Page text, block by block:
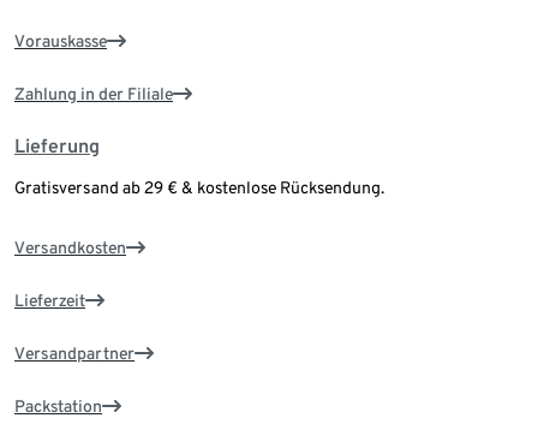
Vorauskasse
Zahlung in der Filiale
Lieferung
Gratisversand ab 29 € & kostenlose Rücksendung.
Versandkosten
Lieferzeit
Versandpartner
Packstation